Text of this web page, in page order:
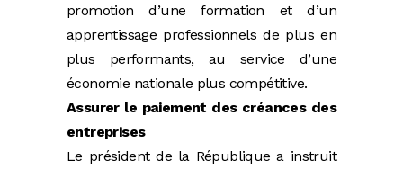
promotion d’une formation et d’un
apprentissage professionnels de plus en
plus performants, au service d’une
économie nationale plus compétitive.
Assurer le paiement des créances des
entreprises
Le président de la République a instruit